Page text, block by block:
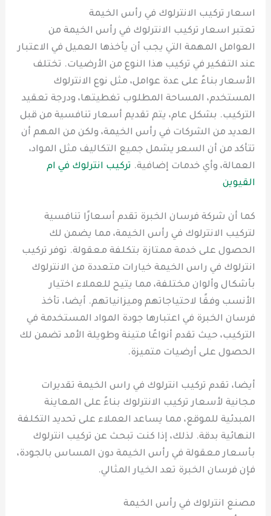
اسعار تركيب الانترلوك في رأس الخيمة
تعتبر اسعار تركيب الانترلوك في رأس الخيمة من
العوامل المهمة التي يجب أن يأخذها العميل في الاعتبار
عند التفكير في تركيب هذا النوع من الأرضيات. تختلف
الأسعار بناءً على عدة عوامل، مثل نوع الانترلوك
المستخدم، المساحة المطلوب تغطيتها، ودرجة تعقيد
التركيب. بشكل عام، يتم تقديم أسعار تنافسية من قبل
العديد من الشركات في رأس الخيمة، ولكن من المهم أن
تتأكد من أن السعر يشمل جميع التكاليف مثل المواد،
العمالة، وأي خدمات إضافية. تركيب انترلوك في ام
القيوين
كما أن شركة فرسان الخبرة تقدم أسعارًا تنافسية
لتركيب الانترلوك في رأس الخيمة، مما يضمن لك
الحصول على خدمة ممتازة بتكلفة معقولة. توفر تركيب
انترلوك في راس الخيمة خيارات متعددة من الانترلوك
بأشكال وألوان مختلفة، مما يتيح للعملاء اختيار
الأنسب وفقًا لاحتياجاتهم وميزانياتهم. أيضا، تأخذ
فرسان الخبرة في اعتبارها جودة المواد المستخدمة في
التركيب، حيث تقدم أنواعًا متينة وطويلة الأمد تضمن لك
الحصول على أرضيات متميزة.
أيضا، تقدم تركيب انترلوك في راس الخيمة تقديرات
مجانية لأسعار تركيب الانترلوك بناءً على المعاينة
المبدئية للموقع، مما يساعد العملاء على تحديد التكلفة
النهائية بدقة. لذلك، إذا كنت تبحث عن تركيب انترلوك
بأسعار معقولة في رأس الخيمة دون المساس بالجودة،
فإن فرسان الخبرة تعد الخيار المثالي.
مصنع انترلوك في رأس الخيمة